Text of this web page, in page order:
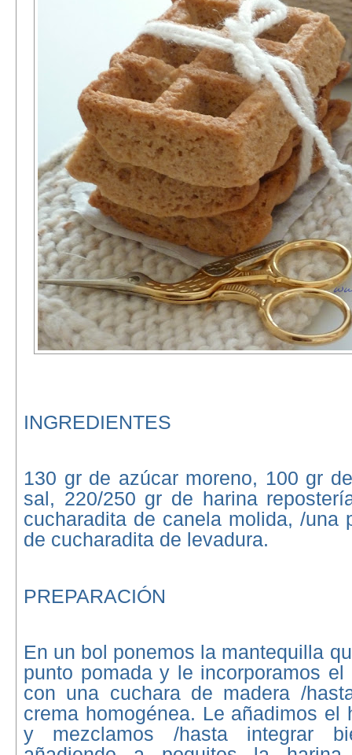
INGREDIENTES
130 gr de azúcar moreno, 100 gr
sal, 220/250 gr de harina
cucharadita de canela molida, /
de cucharadita de levadura.
PREPARACIÓN
En un bol ponemos la mantequilla
punto pomada y le incorporamos el
con una cuchara de madera /
crema homogénea. Le añadimos el
y mezclamos /hasta integrar